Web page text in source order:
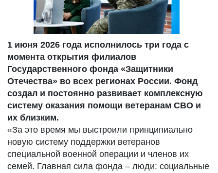
1 июня 2026 года исполнилось три года с
момента открытия филиалов
Государственного фонда «Защитники
Отечества» во всех регионах России. Фонд
создал и постоянно развивает комплексную
систему оказания помощи ветеранам СВО и
их близким.
«За это время мы выстроили принципиально
новую систему поддержки ветеранов
специальной военной операции и членов их
семей. Главная сила фонда – люди: социальные